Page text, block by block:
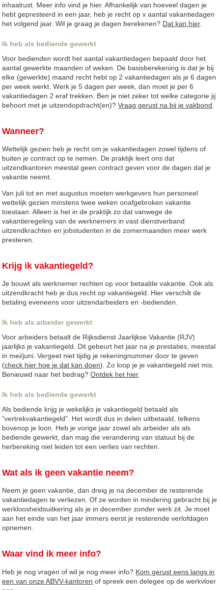
inhaalrust. Meer info vind je hier. Afhankelijk van hoeveel dagen je
hebt gepresteerd in een jaar, heb je recht op x aantal vakantiedagen
het volgend jaar. Wil je graag je dagen berekenen? Dat kan hier.
Ik heb als bediende gewerkt
Voor bedienden wordt het aantal vakantiedagen bepaald door het
aantal gewerkte maanden of weken. De basisberekening is dat je bij
elke (gewerkte) maand recht hebt op 2 vakantiedagen als je 6 dagen
per week werkt. Werk je 5 dagen per week, dan moet je per 6
vakantiedagen 2 eraf trekken. Ben je niet zeker tot welke categorie jij
behoort met je uitzendopdracht(en)?Vraag gerust na bij je vakbond
Wanneer?
Wettelijk gezien heb je recht om je vakantiedagen zowel tijdens of
buiten je contract op te nemen. De praktijk leert ons dat
uitzendkantoren meestal geen contract geven voor de dagen dat je
vakantie neemt.
Van juli tot en met augustus moeten werkgevers hun personeel
wettelijk gezien minstens twee weken onafgebroken vakantie
toestaan. Alleen is het in de praktijk zo dat vanwege de
vakantieregeling van de werknemers in vast dienstverband
uitzendkrachten en jobstudenten in de zomermaanden meer werk
presteren.
Krijg ik vakantiegeld?
Je bouwt als werknemer rechten op voor betaalde vakantie. Ook als
uitzendkracht heb je dus recht op vakantiegeld. Hier verschilt de
betaling eveneens voor uitzendarbeiders en -bedienden.
Ik heb als arbeider gewerkt
Voor arbeiders betaalt de Rijksdienst Jaarlijkse Vakantie (RJV)
jaarlijks je vakantiegeld. Dit gebeurt het jaar na je prestaties, meestal
in mei/juni. Vergeet niet tijdig je rekeningnummer door te geven
(check hier hoe je dat kan doen). Zo loop je je vakantiegeld niet mis.
Benieuwd naar het bedrag?Ontdek het hier.
Ik heb als bediende gewerkt
Als bediende krijg je wekelijks je vakantiegeld betaald als
“vertrekvakantiegeld”. Het wordt dus in delen uitbetaald, telkens
bovenop je loon. Heb je vorige jaar zowel als arbeider als als
bediende gewerkt, dan mag die verandering van statuut bij de
herbereking niet leiden tot een verlies van rechten.
Wat als ik geen vakantie neem?
Neem je geen vakantie, dan dreig je na december de resterende
vakantiedagen te verliezen. Of ze worden in mindering gebracht bij je
werkloosheidsuitkering als je in december zonder werk zit. Je moet
aan het einde van het jaar immers eerst je resterende verlofdagen
opnemen.
Waar vind ik meer info?
Heb je nog vragen of wil je nog meer info? Kom gerust eens langs in
een van onze ABVV-kantoren of spreek een delegee op de werkvloer